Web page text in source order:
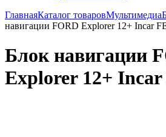
ГлавнаяКаталог товаровМультимедиа
навигации FORD Explorer 12+ Incar
Блок навигации
Explorer 12+